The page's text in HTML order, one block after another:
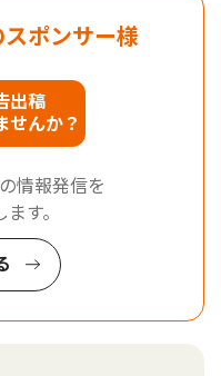
ポンサー様
出稿
せんか？
情報発信を
す。